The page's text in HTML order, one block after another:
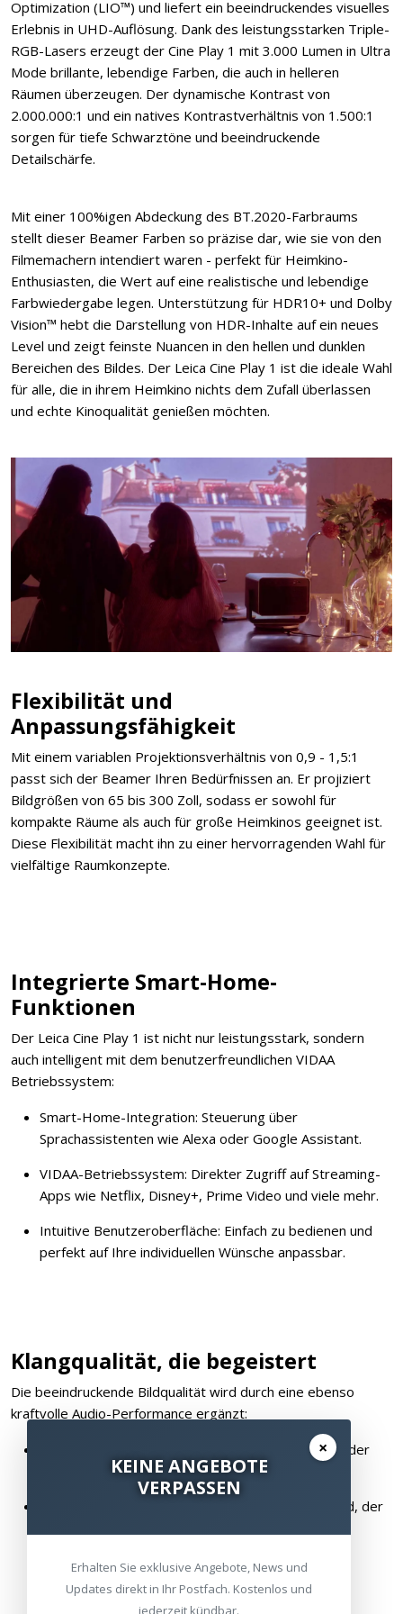
Optimization (LIO™) und liefert ein beeindruckendes visuelles
Erlebnis in UHD-Auflösung. Dank des leistungsstarken Triple-
RGB-Lasers erzeugt der Cine Play 1 mit 3.000 Lumen in Ultra
Mode brillante, lebendige Farben, die auch in helleren
Räumen überzeugen. Der dynamische Kontrast von
2.000.000:1 und ein natives Kontrastverhältnis von 1.500:1
sorgen für tiefe Schwarztöne und beeindruckende
Detailschärfe.
Mit einer 100%igen Abdeckung des BT.2020-Farbraums
stellt dieser Beamer Farben so präzise dar, wie sie von den
Filmemachern intendiert waren - perfekt für Heimkino-
Enthusiasten, die Wert auf eine realistische und lebendige
Farbwiedergabe legen. Unterstützung für HDR10+ und Dolby
Vision™ hebt die Darstellung von HDR-Inhalte auf ein neues
Level und zeigt feinste Nuancen in den hellen und dunklen
Bereichen des Bildes. Der Leica Cine Play 1 ist die ideale Wahl
für alle, die in ihrem Heimkino nichts dem Zufall überlassen
und echte Kinoqualität genießen möchten.
Flexibilität und
Anpassungsfähigkeit
Mit einem variablen Projektionsverhältnis von 0,9 - 1,5:1
passt sich der Beamer Ihren Bedürfnissen an. Er projiziert
Bildgrößen von 65 bis 300 Zoll, sodass er sowohl für
kompakte Räume als auch für große Heimkinos geeignet ist.
Diese Flexibilität macht ihn zu einer hervorragenden Wahl für
vielfältige Raumkonzepte.
Integrierte Smart-Home-
Funktionen
Der Leica Cine Play 1 ist nicht nur leistungsstark, sondern
auch intelligent mit dem benutzerfreundlichen VIDAA
Betriebssystem:
Smart-Home-Integration: Steuerung über
Sprachassistenten wie Alexa oder Google Assistant.
VIDAA-Betriebssystem: Direkter Zugriff auf Streaming-
Apps wie Netflix, Disney+, Prime Video und viele mehr.
Intuitive Benutzeroberfläche: Einfach zu bedienen und
perfekt auf Ihre individuellen Wünsche anpassbar.
Klangqualität, die begeistert
Die beeindruckende Bildqualität wird durch eine ebenso
kraftvolle Audio-Performance ergänzt:
DTS Virtual:X-Audio: Satter und immersiver Klang, der
jede Szene akustisch aufwertet.
HiFi-Audio-Technologie: Klarer, dynamischer Sound, der
×
KEINE ANGEBOTE
VERPASSEN
Erhalten Sie exklusive Angebote, News und
Updates direkt in Ihr Postfach. Kostenlos und
jederzeit kündbar.